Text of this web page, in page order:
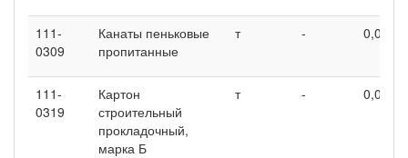
111-
0309
Канаты пеньковые
пропитанные
т -
111-
0319
Картон
строительный
прокладочный,
марка Б
т - 0,0002